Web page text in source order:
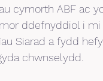
cymorth ABF ac
ddefnyddiol i
Siarad a fydd
chwnselydd.